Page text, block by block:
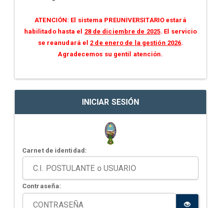
ATENCIÓN: El sistema PREUNIVERSITARIO estará
habilitado hasta el 28 de diciembre de 2025. El servicio
se reanudará el 2 de enero de la gestión 2026.
Agradecemos su gentil atención.
INICIAR SESIÓN
Carnet de identidad:
Contraseña: